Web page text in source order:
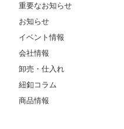
重要なお知らせ
お知らせ
イベント情報
会社情報
卸売・仕入れ
紐釦コラム
商品情報